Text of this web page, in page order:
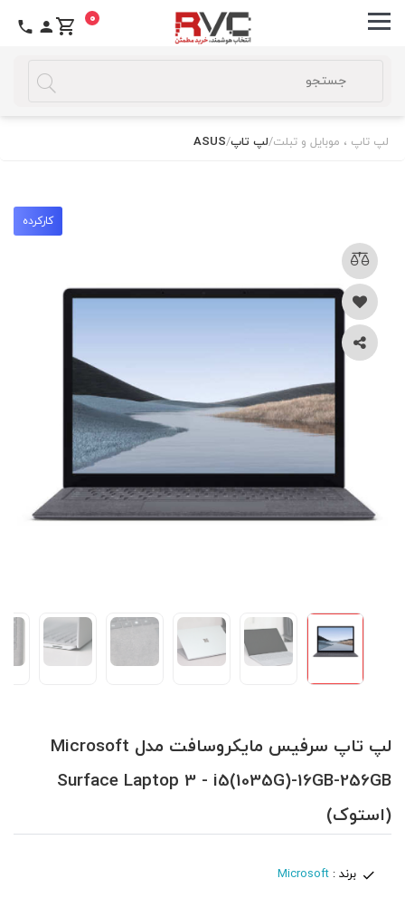
0
لپ تاپ ، موبایل و تبلت/لپ تاپ/
ASUS
کارکرده
لپ تاپ سرفیس مایکروسافت مدل Microsoft
Surface Laptop 3 - i5(1035G)-16GB-256GB
(استوک)
برند :Microsoft